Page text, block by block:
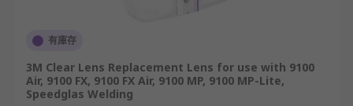
有庫存
3M Clear Lens Replacement Lens for use with 9100
Air, 9100 FX, 9100 FX Air, 9100 MP, 9100 MP-Lite,
Speedglas Welding